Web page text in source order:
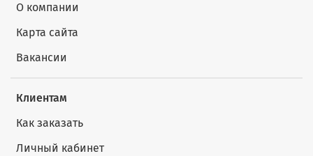
О компании
Карта сайта
Вакансии
Клиентам
Как заказать
Личный кабинет